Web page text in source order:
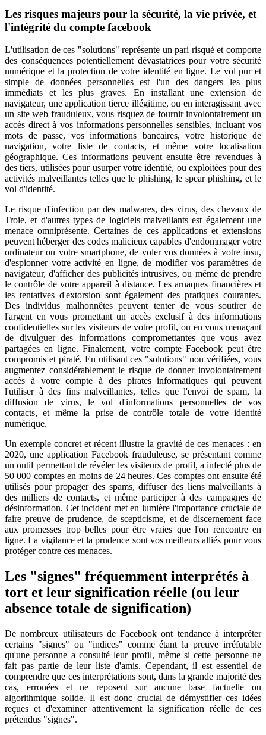
Les risques majeurs pour la sécurité, la vie privée, et
l'intégrité du compte facebook
L'utilisation de ces "solutions" représente un pari risqué et comporte
des conséquences potentiellement dévastatrices pour votre sécurité
numérique et la protection de votre identité en ligne. Le vol pur et
simple de données personnelles est l'un des dangers les plus
immédiats et les plus graves. En installant une extension de
navigateur, une application tierce illégitime, ou en interagissant avec
un site web frauduleux, vous risquez de fournir involontairement un
accès direct à vos informations personnelles sensibles, incluant vos
mots de passe, vos informations bancaires, votre historique de
navigation, votre liste de contacts, et même votre localisation
géographique. Ces informations peuvent ensuite être revendues à
des tiers, utilisées pour usurper votre identité, ou exploitées pour des
activités malveillantes telles que le phishing, le spear phishing, et le
vol d'identité.
Le risque d'infection par des malwares, des virus, des chevaux de
Troie, et d'autres types de logiciels malveillants est également une
menace omniprésente. Certaines de ces applications et extensions
peuvent héberger des codes malicieux capables d'endommager votre
ordinateur ou votre smartphone, de voler vos données à votre insu,
d'espionner votre activité en ligne, de modifier vos paramètres de
navigateur, d'afficher des publicités intrusives, ou même de prendre
le contrôle de votre appareil à distance. Les arnaques financières et
les tentatives d'extorsion sont également des pratiques courantes.
Des individus malhonnêtes peuvent tenter de vous soutirer de
l'argent en vous promettant un accès exclusif à des informations
confidentielles sur les visiteurs de votre profil, ou en vous menaçant
de divulguer des informations compromettantes que vous avez
partagées en ligne. Finalement, votre compte Facebook peut être
compromis et piraté. En utilisant ces "solutions" non vérifiées, vous
augmentez considérablement le risque de donner involontairement
accès à votre compte à des pirates informatiques qui peuvent
l'utiliser à des fins malveillantes, telles que l'envoi de spam, la
diffusion de virus, le vol d'informations personnelles de vos
contacts, et même la prise de contrôle totale de votre identité
numérique.
Un exemple concret et récent illustre la gravité de ces menaces : en
2020, une application Facebook frauduleuse, se présentant comme
un outil permettant de révéler les visiteurs de profil, a infecté plus de
50 000 comptes en moins de 24 heures. Ces comptes ont ensuite été
utilisés pour propager des spams, diffuser des liens malveillants à
des milliers de contacts, et même participer à des campagnes de
désinformation. Cet incident met en lumière l'importance cruciale de
faire preuve de prudence, de scepticisme, et de discernement face
aux promesses trop belles pour être vraies que l'on rencontre en
ligne. La vigilance et la prudence sont vos meilleurs alliés pour vous
protéger contre ces menaces.
Les "signes" fréquemment interprétés à
tort et leur signification réelle (ou leur
absence totale de signification)
De nombreux utilisateurs de Facebook ont tendance à interpréter
certains "signes" ou "indices" comme étant la preuve irréfutable
qu'une personne a consulté leur profil, même si cette personne ne
fait pas partie de leur liste d'amis. Cependant, il est essentiel de
comprendre que ces interprétations sont, dans la grande majorité des
cas, erronées et ne reposent sur aucune base factuelle ou
algorithmique solide. Il est donc crucial de démystifier ces idées
reçues et d'examiner attentivement la signification réelle de ces
prétendus "signes".